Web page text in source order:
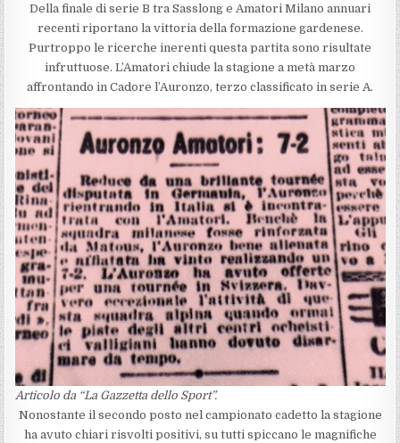
Della finale di serie B tra Sasslong e Amatori Milano annuari
recenti riportano la vittoria della formazione gardenese.
Purtroppo le ricerche inerenti questa partita sono risultate
infruttuose. L’Amatori chiude la stagione a metà marzo
affrontando in Cadore l’Auronzo, terzo classificato in serie A.
Articolo da “La Gazzetta dello Sport”.
Nonostante il secondo posto nel campionato cadetto la stagione
ha avuto chiari risvolti positivi, su tutti spiccano le magnifiche